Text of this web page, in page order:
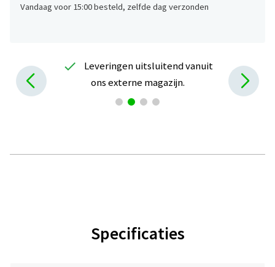
Vandaag voor 15:00 besteld, zelfde dag verzonden
check
Leveringen uitsluitend vanuit
ons externe magazijn.
Specificaties